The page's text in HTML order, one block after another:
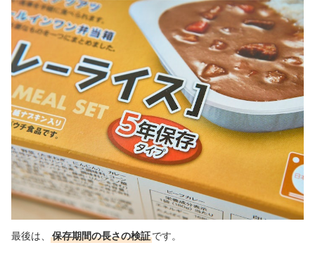
最後は、 保存期間の長さの検証です。